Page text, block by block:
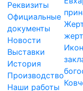
Реквизиты
Официальные
документы
Новости
Выставки
История
Производство
Наши работы